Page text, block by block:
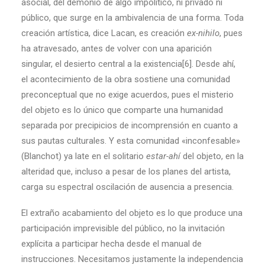
asocial, del demonio de algo impolítico, ni privado ni
público, que surge en la ambivalencia de una forma. Toda
creación artística, dice Lacan, es creación ex-nihilo, pues
ha atravesado, antes de volver con una aparición
singular, el desierto central a la existencia[6]. Desde ahí,
el acontecimiento de la obra sostiene una comunidad
preconceptual que no exige acuerdos, pues el misterio
del objeto es lo único que comparte una humanidad
separada por precipicios de incomprensión en cuanto a
sus pautas culturales. Y esta comunidad «inconfesable»
(Blanchot) ya late en el solitario estar-ahídel objeto, en la
alteridad que, incluso a pesar de los planes del artista,
carga su espectral oscilación de ausencia a presencia.
El extraño acabamiento del objeto es lo que produce una
participación imprevisible del público, no la invitación
explícita a participar hecha desde el manual de
instrucciones. Necesitamos justamente la independencia